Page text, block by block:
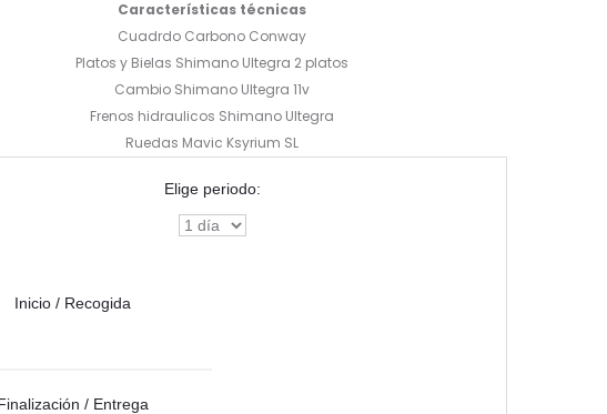
Características técnicas
Cuadrdo Carbono Conway
Platos y Bielas Shimano Ultegra 2 platos
Cambio Shimano Ultegra 11v
Frenos hidraulicos Shimano Ultegra
Ruedas Mavic Ksyrium SL
Elige periodo:
Inicio / Recogida
/ Entrega